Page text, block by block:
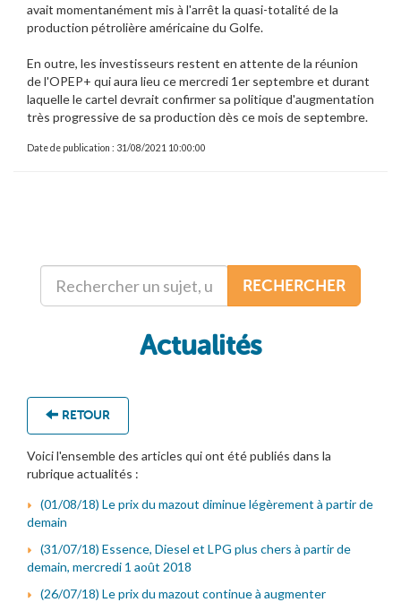
avait momentanément mis à l'arrêt la quasi-totalité de la
production pétrolière américaine du Golfe.
En outre, les investisseurs restent en attente de la réunion
de l'OPEP+ qui aura lieu ce mercredi 1er septembre et durant
laquelle le cartel devrait confirmer sa politique d'augmentation
très progressive de sa production dès ce mois de septembre.
Date de publication : 31/08/2021 10:00:00
RECHERCHER
Actualités
RETOUR
Voici l'ensemble des articles qui ont été publiés dans la
rubrique actualités :
(01/08/18) Le prix du mazout diminue légèrement à partir de
demain
(31/07/18) Essence, Diesel et LPG plus chers à partir de
demain, mercredi 1 août 2018
(26/07/18) Le prix du mazout continue à augmenter